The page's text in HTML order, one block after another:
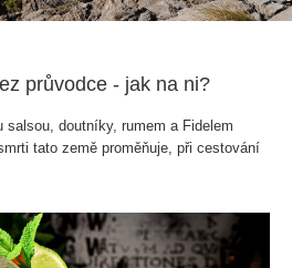
průvodce - jak na ni?
salsou, doutníky, rumem a Fidelem
tato země proměňuje, při cestování